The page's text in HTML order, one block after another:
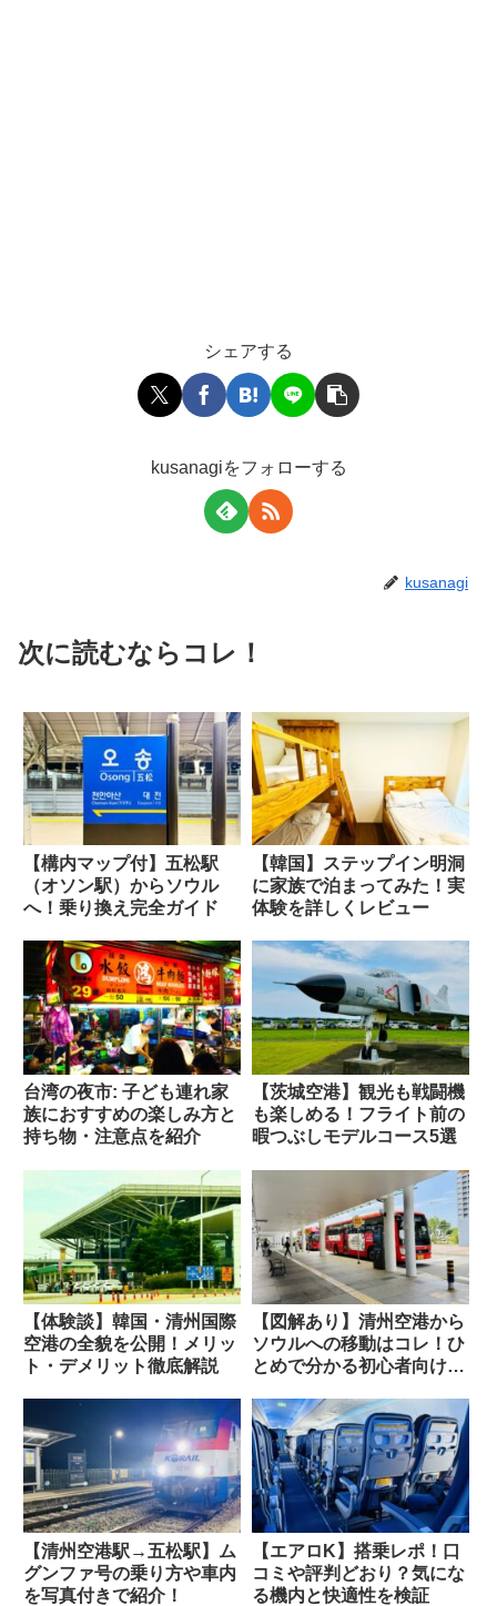
シェアする
kusanagiをフォローする
kusanagi
次に読むならコレ！
【構内マップ付】五松駅
（オソン駅）からソウル
へ！乗り換え完全ガイド
【韓国】ステップイン明洞
に家族で泊まってみた！実
体験を詳しくレビュー
台湾の夜市: 子ども連れ家
族におすすめの楽しみ方と
持ち物・注意点を紹介
【茨城空港】観光も戦闘機
も楽しめる！フライト前の
暇つぶしモデルコース5選
【体験談】韓国・清州国際
空港の全貌を公開！メリッ
ト・デメリット徹底解説
【図解あり】清州空港から
ソウルへの移動はコレ！ひ
とめで分かる初心者向け完
【清州空港駅→五松駅】ム
グンファ号の乗り方や車内
を写真付きで紹介！
【エアロK】搭乗レポ！口
コミや評判どおり？気にな
る機内と快適性を検証